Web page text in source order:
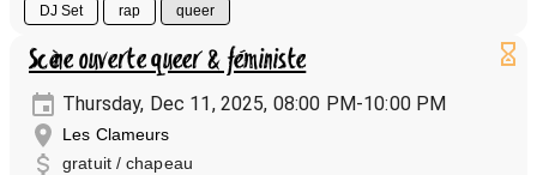
DJ Set rap queer
Scène ouverte queer & féministe
Thursday, Dec 11, 2025, 08:00 PM-10:00 PM
Les Clameurs
gratuit / chapeau